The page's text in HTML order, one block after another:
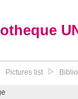
Pictures list